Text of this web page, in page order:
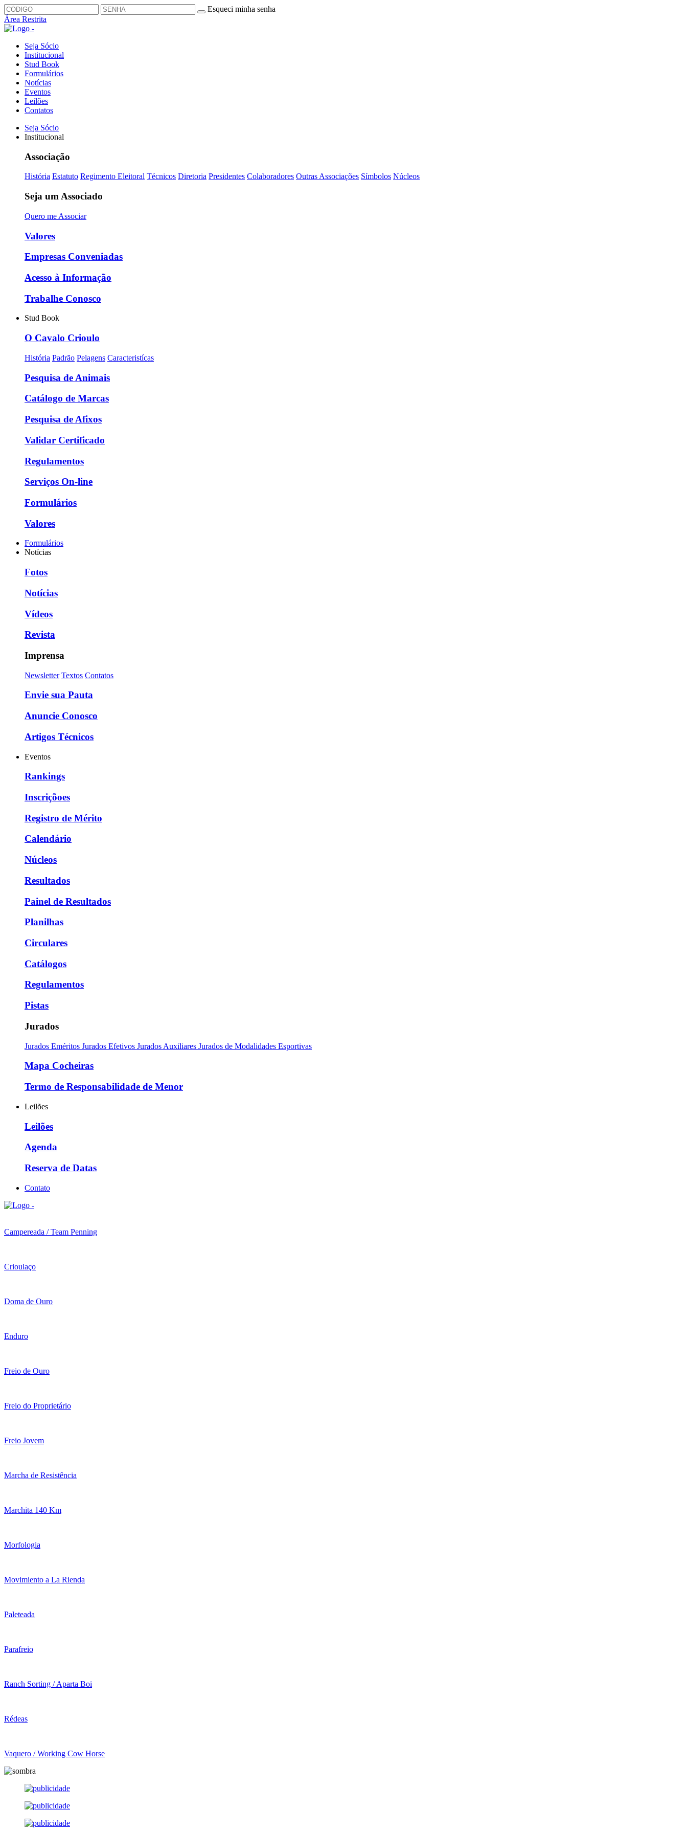
Esqueci minha senha
Área Restrita
Seja Sócio
Institucional
Stud Book
Formulários
Notícias
Eventos
Leilões
Contatos
Seja Sócio
Institucional
Associação
História Estatuto Regimento Eleitoral Técnicos Diretoria Presidentes Colaboradores Outras Associações Símbolos Núcleos
Seja um Associado
Quero me Associar
Valores
Empresas Conveniadas
Acesso à Informação
Trabalhe Conosco
Stud Book
O Cavalo Crioulo
História Padrão Pelagens Caracteristícas
Pesquisa de Animais
Catálogo de Marcas
Pesquisa de Afixos
Validar Certificado
Regulamentos
Serviços On-line
Formulários
Valores
Formulários
Notícias
Fotos
Notícias
Vídeos
Revista
Imprensa
Newsletter Textos Contatos
Envie sua Pauta
Anuncie Conosco
Artigos Técnicos
Eventos
Rankings
Inscriçõoes
Registro de Mérito
Calendário
Núcleos
Resultados
Painel de Resultados
Planilhas
Circulares
Catálogos
Regulamentos
Pistas
Jurados
Jurados Eméritos Jurados Efetivos Jurados Auxiliares Jurados de Modalidades Esportivas
Mapa Cocheiras
Termo de Responsabilidade de Menor
Leilões
Leilões
Agenda
Reserva de Datas
Contato
Campereada / Team Penning
Crioulaço
Doma de Ouro
Enduro
Freio de Ouro
Freio do Proprietário
Freio Jovem
Marcha de Resistência
Marchita 140 Km
Morfologia
Movimiento a La Rienda
Paleteada
Parafreio
Ranch Sorting / Aparta Boi
Rédeas
Vaquero / Working Cow Horse